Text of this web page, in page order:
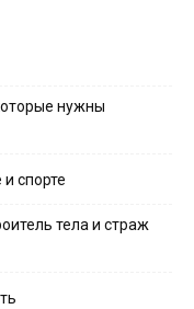
нужны
спорте
тела и страж